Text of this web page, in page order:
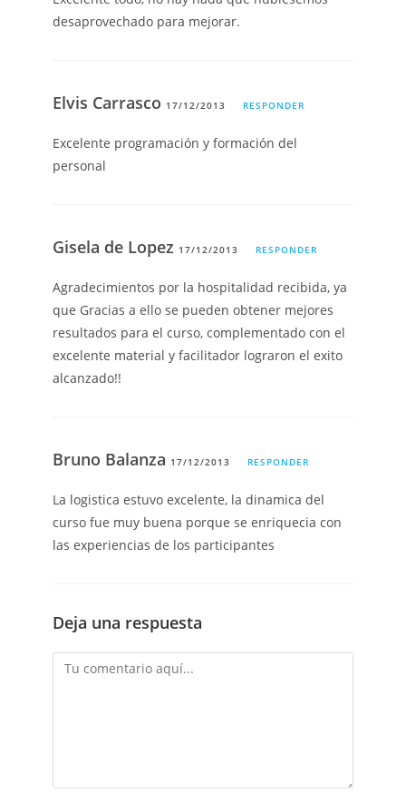
desaprovechado para mejorar.
Elvis Carrasco 17/12/2013 RESPONDER
Excelente programación y formación del
personal
Gisela de Lopez 17/12/2013 RESPONDER
Agradecimientos por la hospitalidad recibida, ya
que Gracias a ello se pueden obtener mejores
resultados para el curso, complementado con el
excelente material y facilitador lograron el exito
alcanzado!!
Bruno Balanza 17/12/2013 RESPONDER
La logistica estuvo excelente, la dinamica del
curso fue muy buena porque se enriquecia con
las experiencias de los participantes
Deja una respuesta